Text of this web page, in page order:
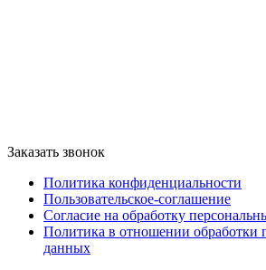
Заказать звонок
Политика конфиденциальности
Пользовательское-соглашение
Согласие на обработку
Политика в отношении обработки
данных